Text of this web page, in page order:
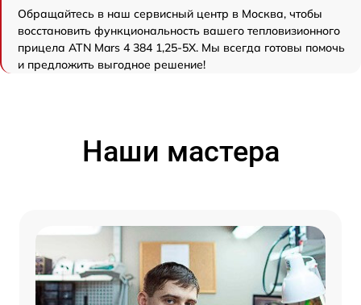
Обращайтесь в наш сервисный центр в Москва, чтобы
восстановить функциональность вашего тепловизионного
прицела ATN Mars 4 384 1,25-5X. Мы всегда готовы помочь
и предложить выгодное решение!
Наши мастера